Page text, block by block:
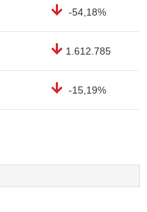
-54,18%
1.612.785
-15,19%